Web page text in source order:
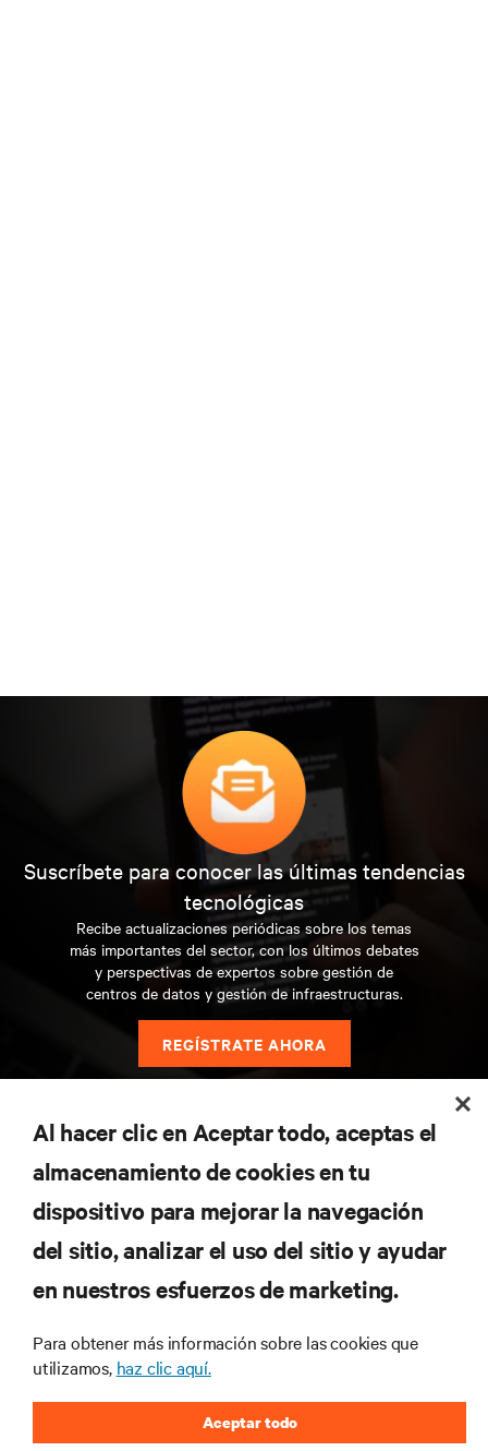
Suscríbete para conocer las últimas tendencias
tecnológicas
Recibe actualizaciones periódicas sobre los temas
más importantes del sector, con los últimos debates
y perspectivas de expertos sobre gestión de
centros de datos y gestión de infraestructuras.
REGÍSTRATE AHORA
RECURSOS
CORPORATIVO
Al hacer clic en Aceptar todo, aceptas el
almacenamiento de cookies en tu
dispositivo para mejorar la navegación
del sitio, analizar el uso del sitio y ayudar
en nuestros esfuerzos de marketing.
Para obtener más información sobre las cookies que
utilizamos, haz clic aquí.
Aceptar todo